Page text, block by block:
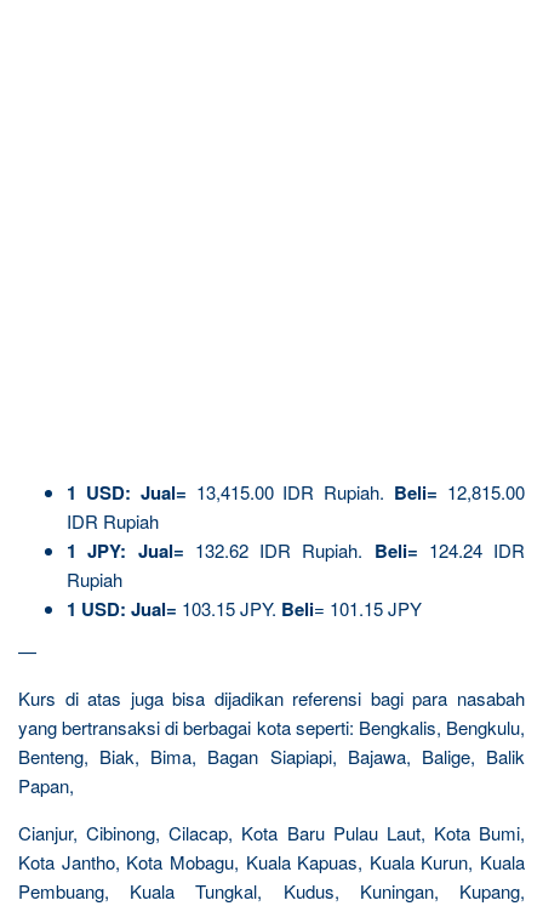
1 USD: Jual= 13,415.00 IDR Rupiah. Beli= 12,815.00
IDR Rupiah
1 JPY: Jual= 132.62 IDR Rupiah. Beli= 124.24 IDR
Rupiah
1 USD: Jual= 103.15 JPY. Beli= 101.15 JPY
—
Kurs di atas juga bisa dijadikan referensi bagi para nasabah
yang bertransaksi di berbagai kota seperti: Bengkalis, Bengkulu,
Benteng, Biak, Bima, Bagan Siapiapi, Bajawa, Balige, Balik
Papan,
Cianjur, Cibinong, Cilacap, Kota Baru Pulau Laut, Kota Bumi,
Kota Jantho, Kota Mobagu, Kuala Kapuas, Kuala Kurun, Kuala
Pembuang, Kuala Tungkal, Kudus, Kuningan, Kupang,